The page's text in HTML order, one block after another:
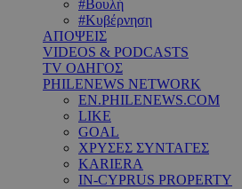
#Βουλή
#Κυβέρνηση
ΑΠΟΨΕΙΣ
VIDEOS & PODCASTS
TV ΟΔΗΓΟΣ
PHILENEWS NETWORK
EN.PHILENEWS.COM
LIKE
GOAL
ΧΡΥΣΕΣ ΣΥΝΤΑΓΕΣ
KARIERA
IN-CYPRUS PROPERTY